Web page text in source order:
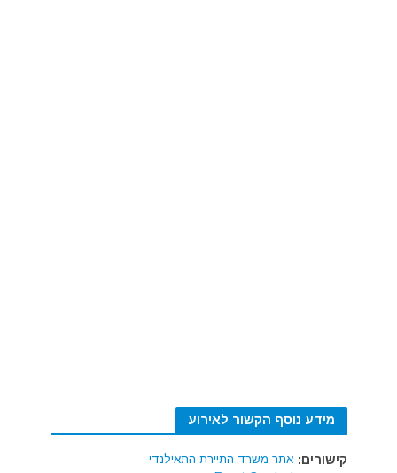
מידע נוסף הקשור לאירוע
קישורים: אתר משרד התיירת התאילנדי